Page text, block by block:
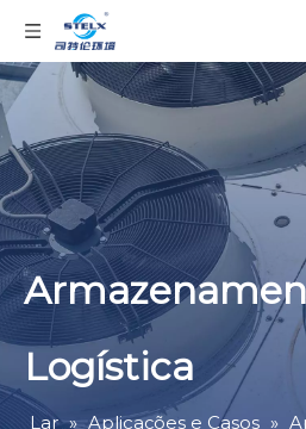
Logística
Lar » Aplicações e Casos »